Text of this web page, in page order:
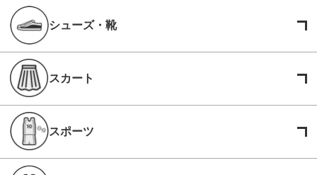
シューズ・靴
スカート
スポーツ